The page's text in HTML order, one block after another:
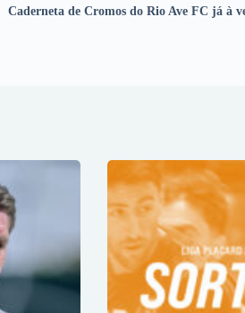
Caderneta de Cromos do Rio Ave FC já à